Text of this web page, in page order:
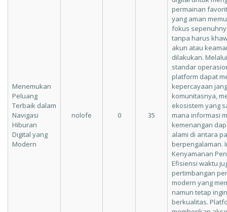
Menemukan
Peluang
Terbaik dalam
Navigasi
Hiburan
Digital yang
Modern
nolofe 0 35
permainan
yang aman
fokus
tanpa harus
akun atau
dilakukan.
standar
platform dapat
kepercayaan
komunitasnya,
ekosistem yang
mana informasi
kemenangan
alami di antara
berpengalaman.
Kenyamanan
Efisiensi waktu
pertimbangan
modern yang
namun tetap
berkualitas.